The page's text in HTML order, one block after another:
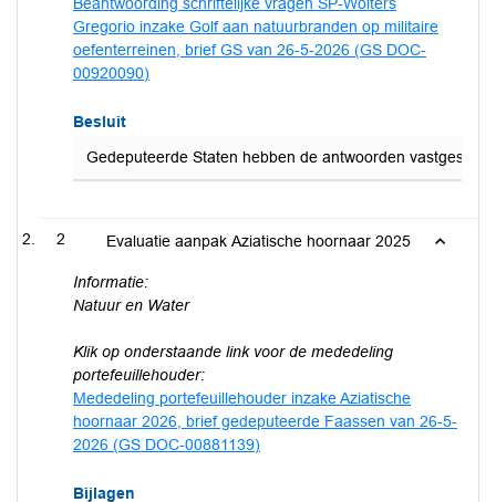
Gregorio inzake Golf aan natuurbranden op militaire
oefenterreinen, brief GS van 26-5-2026 (GS DOC-
00920090)
Besluit
Gedeputeerde Staten hebben de antwoorden
2 Evaluatie aanpak Aziatische hoornaar 2025
Informatie:
Natuur en Water
Klik op onderstaande link voor de mededeling
portefeuillehouder:
Mededeling portefeuillehouder inzake Aziatische
hoornaar 2026, brief gedeputeerde Faassen van 26-5-
2026 (GS DOC-00881139)
Bijlagen